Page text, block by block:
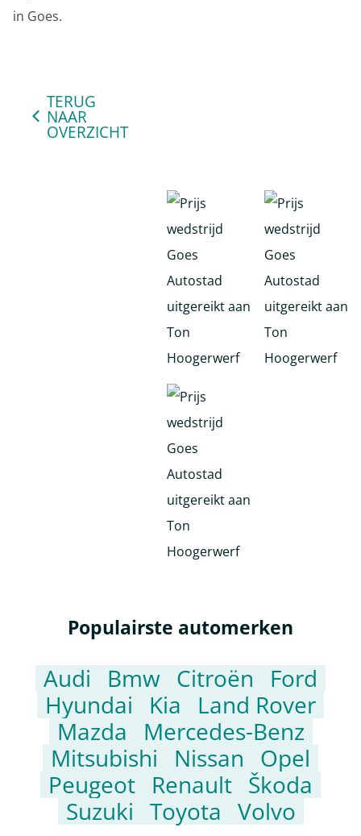
in Goes.
TERUG
NAAR
OVERZICHT
Populairste automerken
Audi Bmw Citroën
Ford
Hyundai
Kia
Land Rover
Mazda
Mercedes-Benz
Mitsubishi
Nissan
Opel
Peugeot Renault Škoda
Suzuki Toyota Volvo